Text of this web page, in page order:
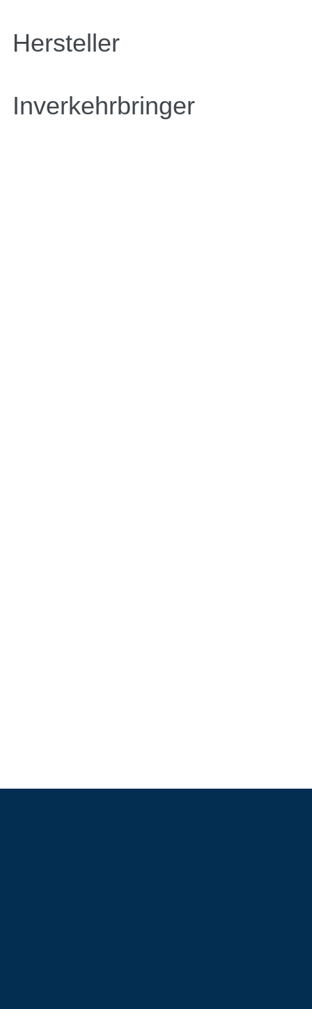
Hersteller
Inverkehrbringer